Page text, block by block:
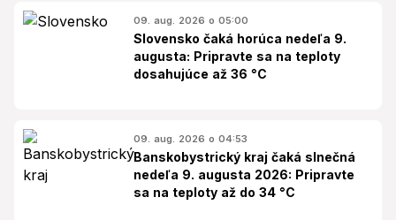
09. aug. 2026 o 05:00
Slovensko čaká horúca nedeľa 9.
augusta: Pripravte sa na teploty
dosahujúce až 36 °C
09. aug. 2026 o 04:53
Banskobystrický kraj čaká slnečná
nedeľa 9. augusta 2026: Pripravte
sa na teploty až do 34 °C